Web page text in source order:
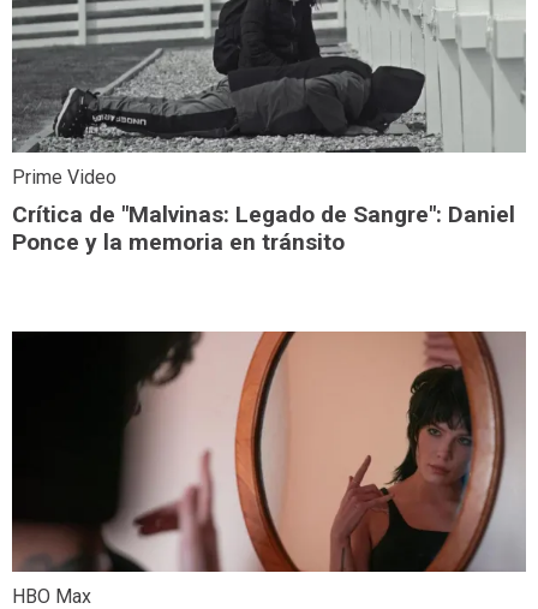
Prime Video
Crítica de "Malvinas: Legado de Sangre": Daniel
Ponce y la memoria en tránsito
HBO Max